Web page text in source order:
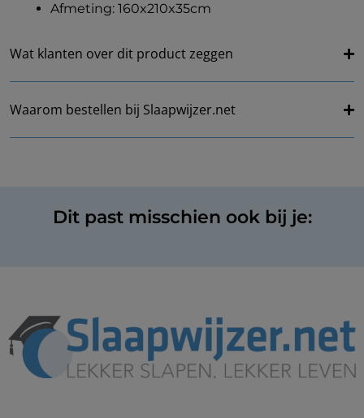
Afmeting: 160x210x35cm
Wat klanten over dit product zeggen
Waarom bestellen bij Slaapwijzer.net
Dit past misschien ook bij je: